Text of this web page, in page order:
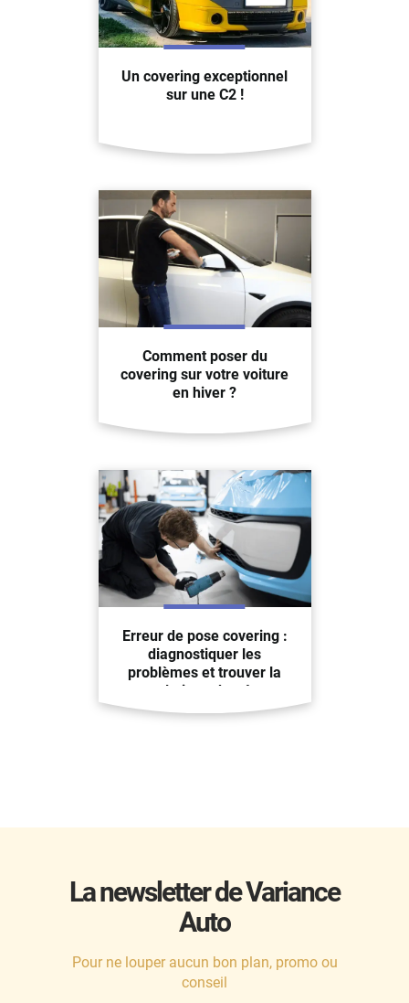
Un covering exceptionnel
sur une C2 !
Comment poser du
covering sur votre voiture
en hiver ?
Erreur de pose covering :
diagnostiquer les
problèmes et trouver la
solution adaptée
La newsletter de Variance
Auto
Pour ne louper aucun bon plan, promo ou
conseil